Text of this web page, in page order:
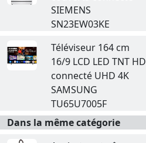
SIEMENS
SN23EW03KE
Téléviseur 164 cm
16/9 LCD LED TNT HD
connecté UHD 4K
SAMSUNG
TU65U7005F
Dans la même catégorie